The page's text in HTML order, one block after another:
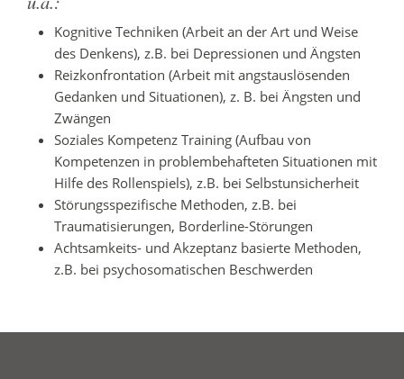
Kognitive Techniken (Arbeit an der Art und Weise
des Denkens), z.B. bei Depressionen und Ängsten
Reizkonfrontation (Arbeit mit angstauslösenden
Gedanken und Situationen), z. B. bei Ängsten und
Zwängen
Soziales Kompetenz Training (Aufbau von
Kompetenzen in problembehafteten Situationen mit
Hilfe des Rollenspiels), z.B. bei Selbstunsicherheit
Störungsspezifische Methoden, z.B. bei
Traumatisierungen, Borderline-Störungen
Achtsamkeits- und Akzeptanz basierte Methoden,
z.B. bei psychosomatischen Beschwerden